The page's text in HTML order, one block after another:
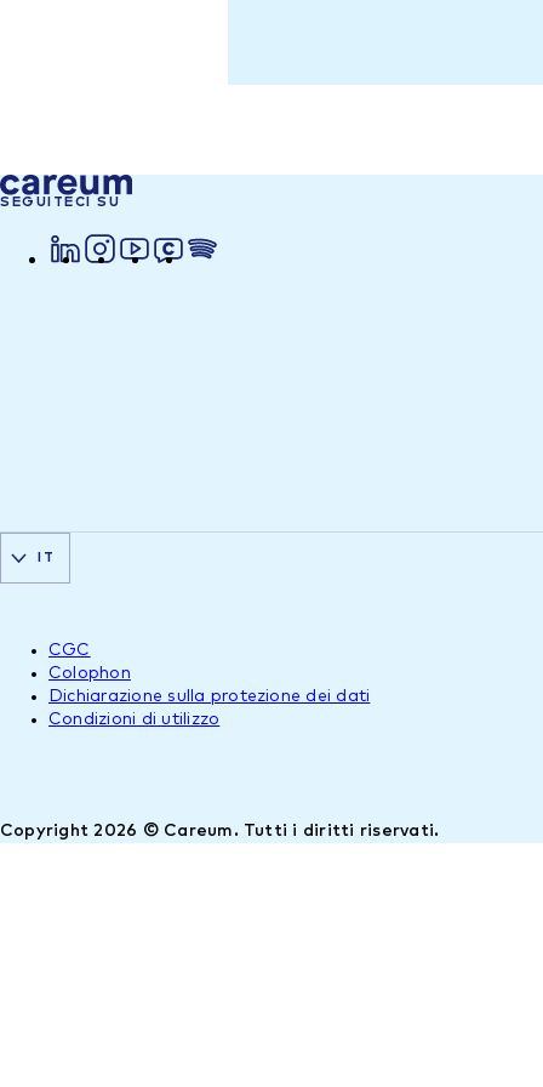
SEGUITECI SU
Copyright 2026 © Careum. Tutti i diritti riservati.
CGC
Colophon
Dichiarazione sulla protezione dei dati
Condizioni di utilizzo
IT